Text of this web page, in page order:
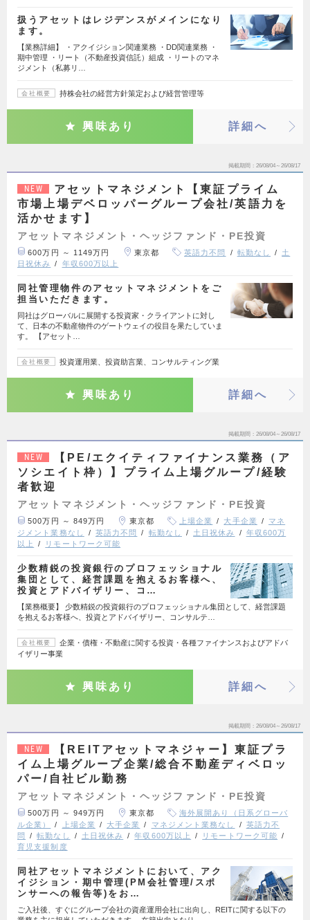
扱うアセットはレジデンスがメインになり
ます。
【業務詳細】 ・アクイジション関連業務 ・DD関連業務 ・
期中管理 ・リート（不動産投資信託）組成 ・リートのマネ
ジメント（私募リ…
会社概要 持株会社の経営方針策定および経営管理等
興味あり 詳細へ
掲載期間 26/08/04～26/08/17
NEW
アセットマネジメント【東証プライム
市場上場デベロッパーグループ会社/英語力を
活かせます】
アセットマネジメント・ヘッジファンド・PE投資
600万円 ～ 1149万円 東京都 英語力不問 転勤なし
土
日祝休み
年収600万以上
同社管理物件のアセットマネジメントをご
担当いただきます。
同社はグローバルに展開する投資家・クライアントに対し
て、日本の不動産物件のゲートウェイの役目を果たしていま
す。 【アセット…
会社概要 投資運用業、投資助言業、コンサルティング業
興味あり 詳細へ
掲載期間 26/08/04～26/08/17
NEW
【PE/エクイティファイナンス業務（ア
ソシエイト枠）】プライム上場グループ/経験
者歓迎
アセットマネジメント・ヘッジファンド・PE投資
500万円 ～ 849万円 東京都 上場企業 大手企業
マネ
ジメント業務なし
英語力不問 転勤なし 土日祝休み
年収600万
以上
リモートワーク可能
少数精鋭の投資銀行のプロフェッショナル
集団として、経営課題を抱えるお客様へ、
投資とアドバイザリー、コ…
【業務概要】 少数精鋭の投資銀行のプロフェッショナル集団として、経営課題
を抱えるお客様へ、投資とアドバイザリー、コンサルテ…
会社概要
企業・債権・不動産に関する投資・各種ファイナンスおよびアドバ
イザリー事業
興味あり 詳細へ
掲載期間 26/08/04～26/08/17
NEW
【REITアセットマネジャー】東証プラ
イム上場グループ企業/総合不動産ディベロッ
パー/自社ビル勤務
アセットマネジメント・ヘッジファンド・PE投資
500万円 ～ 949万円 東京都
海外展開あり（日系グローバ
ル企業）
上場企業 大手企業 マネジメント業務なし
英語力不
問
転勤なし 土日祝休み 年収600万以上
リモートワーク可能
育児支援制度
同社アセットマネジメントにおいて、アク
イジション・期中管理(PM会社管理/スポ
ンサーへの報告等)をお…
ご入社後、すぐにグループ会社の資産運用会社に出向し、REITに関する以下の